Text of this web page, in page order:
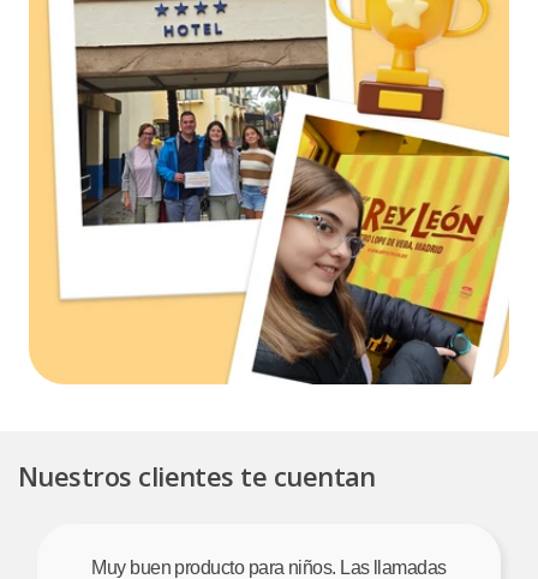
Nuestros clientes te cuentan
Muy buen producto para niños. Las llamadas